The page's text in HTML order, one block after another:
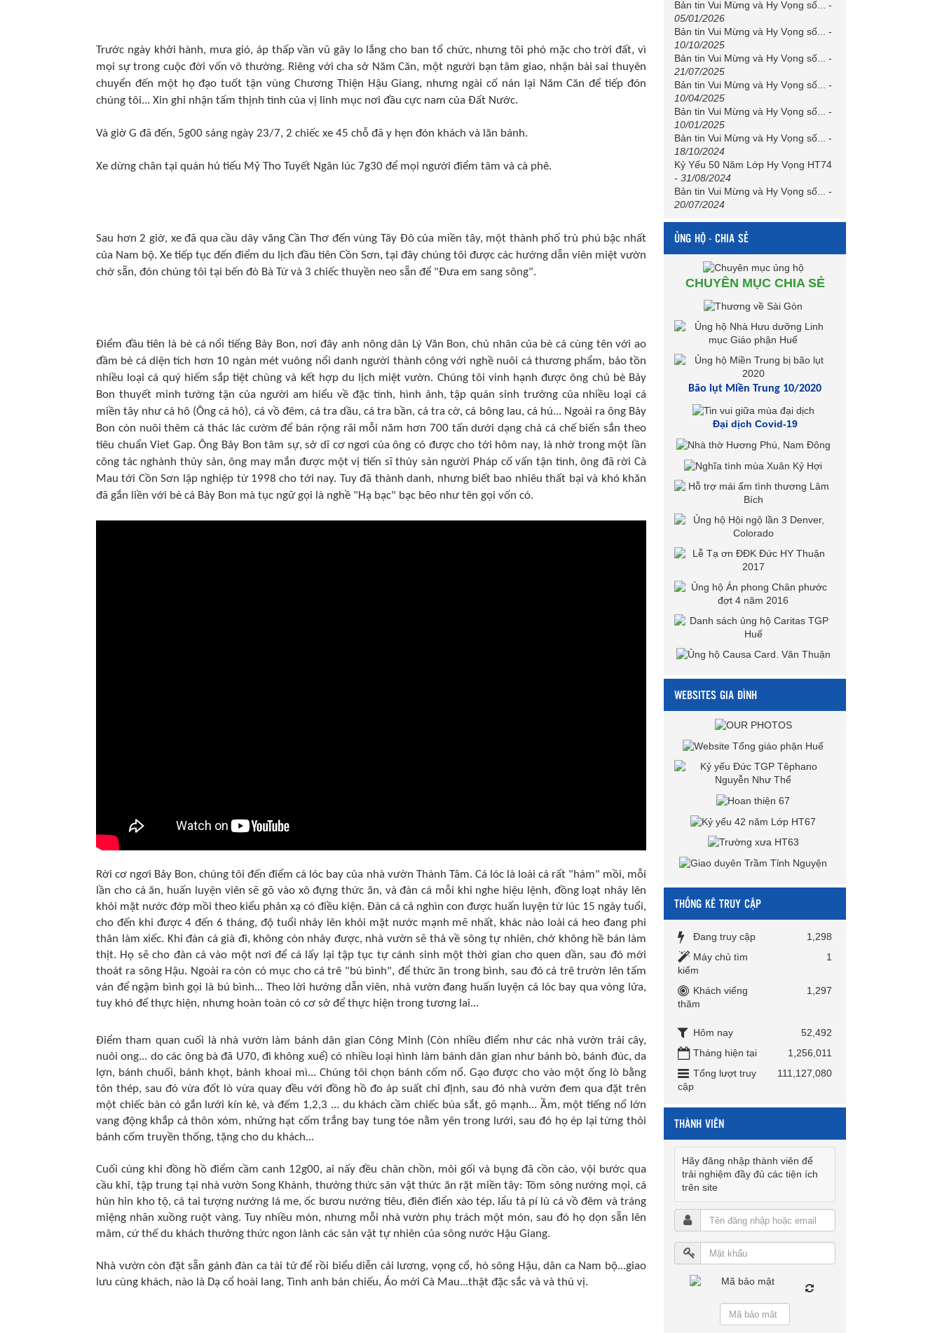
Trước ngày khởi hành, mưa gió, áp thấp vần vũ gây lo lắng cho ban tổ chức, nhưng tôi phó mặc cho trời đất, vì
mọi sự trong cuộc đời vốn vô thường. Riêng với cha sở Năm Căn, một người bạn tâm giao, nhận bài sai thuyên
chuyển đến một họ đạo tuốt tận vùng Chương Thiện Hậu Giang, nhưng ngài cố nán lại Năm Căn để tiếp đón
chúng tôi... Xin ghi nhận tấm thịnh tình của vị linh mục nơi đầu cực nam của Đất Nước.
Và giờ G đã đến, 5g00 sáng ngày 23/7, 2 chiếc xe 45 chỗ đã y hẹn đón khách và lăn bánh.
Xe dừng chân tại quán hủ tiếu Mỹ Tho Tuyết Ngân lúc 7g30 để mọi người điểm tâm và cà phê.
Sau hơn 2 giờ, xe đã qua cầu dây văng Cần Thơ đến vùng Tây Đô của miền tây, một thành phố trù phú bậc nhất
của Nam bộ. Xe tiếp tục đến điểm du lịch đầu tiên Cồn Sơn, tại đây chúng tôi được các hướng dẫn viên miệt vườn
chờ sẵn, đón chúng tôi tại bến đò Bà Từ và 3 chiếc thuyền neo sẵn để "Đưa em sang sông".
Điểm đầu tiên là bè cá nổi tiếng Bảy Bon, nơi đây anh nông dân Lý Văn Bon, chủ nhân của bè cá cùng tên với ao
đầm bè cá diện tích hơn 10 ngàn mét vuông nổi danh người thành công với nghề nuôi cá thương phẩm, bảo tồn
nhiều loại cá quý hiếm sắp tiệt chủng và kết hợp du lịch miệt vườn. Chúng tôi vinh hạnh được ông chủ bè Bảy
Bon thuyết minh tường tận của người am hiểu về đặc tính, hình ảnh, tập quán sinh trưởng của nhiều loại cá
miền tây như cá hô (Ông cá hô), cá vồ đêm, cá tra dầu, cá tra bần, cá tra cờ, cá bông lau, cá hú... Ngoài ra ông Bảy
Bon còn nuôi thêm cá thác lác cườm để bán rộng rãi mỗi năm hơn 700 tấn dưới dạng chả cá chế biến sắn theo
tiêu chuẩn Viet Gap. Ông Bảy Bon tâm sự, sở dĩ cơ ngơi của ông có được cho tới hôm nay, là nhờ trong một lần
công tác nghành thủy sản, ông may mắn được một vị tiến sĩ thủy sản người Pháp cố vấn tận tình, ông đã rời Cà
Mau tới Cồn Sơn lập nghiệp từ 1998 cho tới nay. Tuy đã thành danh, nhưng biết bao nhiêu thất bại và khó khăn
đã gắn liền với bè cá Bảy Bon mà tục ngữ gọi là nghề "Hạ bạc" bạc bẽo như tên gọi vốn có.
Rời cơ ngơi Bảy Bon, chúng tôi đến điểm cá lóc bay của nhà vườn Thành Tâm. Cá lóc là loài cá rất "hám" mồi, mỗi
lần cho cá ăn, huấn luyện viên sẽ gõ vào xô đựng thức ăn, và đàn cá mỗi khi nghe hiệu lệnh, đồng loạt nhảy lên
khỏi mặt nước đớp mồi theo kiểu phản xạ có điều kiện. Đàn cá cả nghìn con được huấn luyện từ lúc 15 ngày tuổi,
cho đến khi được 4 đến 6 tháng, độ tuổi nhảy lên khỏi mặt nước mạnh mẽ nhất, khác nào loài cá heo đang phi
thân làm xiếc. Khi đàn cá già đi, không còn nhảy được, nhà vườn sẽ thả về sông tự nhiên, chớ không hề bán làm
thịt. Họ sẽ cho đàn cá vào một nơi để cá lấy lại tập tục tự cánh sinh một thời gian cho quen dần, sau đó mới
thoát ra sông Hậu. Ngoài ra còn có mục cho cá trê "bú bình", để thức ăn trong bình, sau đó cá trê trườn lên tấm
ván để ngậm bình gọi là bú bình... Theo lời hướng dẫn viên, nhà vườn đang huấn luyện cá lóc bay qua vòng lửa,
tuy khó để thực hiện, nhưng hoàn toàn có cơ sở để thực hiện trong tương lai...
Điểm tham quan cuối là nhà vườn làm bánh dân gian Công Minh (Còn nhiều điểm như các nhà vườn trái cây,
nuôi ong... do các ông bà đã U70, đi không xuể) có nhiều loại hình làm bánh dân gian như bánh bò, bánh đúc, da
lợn, bánh chuối, bánh khọt, bánh khoai mì... Chúng tôi chọn bánh cốm nổ. Gạo được cho vào một ống lò bằng
tôn thép, sau đó vừa đốt lò vừa quay đều với đồng hồ đo áp suất chỉ định, sau đó nhà vườn đem qua đặt trên
một chiếc bàn có gắn lưới kín kẻ, và đếm 1,2,3 ... du khách cầm chiếc búa sắt, gõ mạnh... Ầm, một tiếng nổ lớn
vang động khắp cả thôn xóm, những hạt cốm trắng bay tung tóe nằm yên trong lưới, sau đó họ ép lại từng thỏi
bánh cốm truyền thống, tặng cho du khách...
Cuối cùng khi đồng hồ điểm cầm canh 12g00, ai nấy đều chân chồn, mỏi gối và bụng đã cồn cào, vội bước qua
cầu khỉ, tập trung tại nhà vườn Song Khánh, thưởng thức sản vật thức ăn rặt miền tây: Tôm sông nướng mọi, cá
hủn hỉn kho tộ, cá tai tượng nướng lá me, ốc bươu nướng tiêu, điên điển xào tép, lẩu tả pí lù cá vồ đêm và tráng
miệng nhãn xuồng ruột vàng. Tuy nhiều món, nhưng mỗi nhà vườn phụ trách một món, sau đó họ dọn sẵn lên
mâm, cứ thế du khách thưởng thức ngon lành các sản vật tự nhiên của sông nước Hậu Giang.
Nhà vườn còn đặt sẵn gánh đàn ca tài tử để rồi biểu diễn cải lương, vọng cổ, hò sông Hậu, dân ca Nam bộ...giao
lưu cùng khách, nào là Dạ cổ hoài lang, Tình anh bán chiếu, Áo mới Cà Mau...thật đặc sắc và và thú vị.
Bản tin Vui Mừng và Hy Vọng số...
-
05/01/2026
Bản tin Vui Mừng và Hy Vọng số...
-
10/10/2025
Bản tin Vui Mừng và Hy Vọng số...
-
21/07/2025
Bản tin Vui Mừng và Hy Vọng số...
-
10/04/2025
Bản tin Vui Mừng và Hy Vọng số...
-
10/01/2025
Bản tin Vui Mừng và Hy Vọng số...
-
18/10/2024
Kỷ Yếu 50 Năm Lớp Hy Vọng HT74
- 31/08/2024
Bản tin Vui Mừng và Hy Vọng số...
-
20/07/2024
ỦNG HỘ - CHIA SẺ
CHUYÊN MỤC CHIA SẺ
Bão lụt Miền Trung 10/2020
Đại dịch Covid-19
WEBSITES GIA ĐÌNH
THỐNG KÊ TRUY CẬP
Đang truy cập
1,298
Máy chủ tìm
kiếm
1
Khách viếng
thăm
1,297
Hôm nay
52,492
Tháng hiện tại
1,256,011
Tổng lượt truy
cập
111,127,080
THÀNH VIÊN
Hãy đăng nhập thành viên để
trải nghiệm đầy đủ các tiện ích
trên site